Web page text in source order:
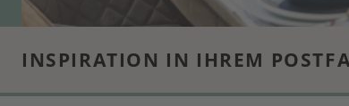
INSPIRATION IN IHREM